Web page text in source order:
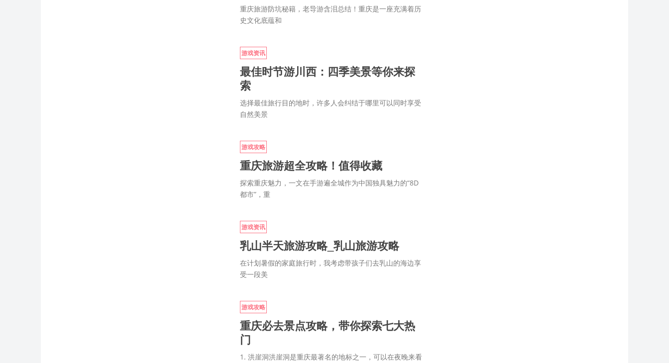
重庆旅游防坑秘籍，老导游含泪总结！重庆是一座充满着历
史文化底蕴和
游戏资讯
最佳时节游川西：四季美景等你来探
索
选择最佳旅行目的地时，许多人会纠结于哪里可以同时享受
自然美景
游戏攻略
重庆旅游超全攻略！值得收藏
探索重庆魅力，一文在手游遍全城作为中国独具魅力的“8D
都市”，重
游戏资讯
乳山半天旅游攻略_乳山旅游攻略
在计划暑假的家庭旅行时，我考虑带孩子们去乳山的海边享
受一段美
游戏攻略
重庆必去景点攻略，带你探索七大热
门
1. 洪崖洞洪崖洞是重庆最著名的地标之一，可以在夜晚来看